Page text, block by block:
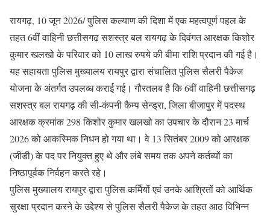
रायगढ़, 10 जून 2026/ पुलिस कल्याण की दिशा में एक महत्वपूर्ण पहल के
तहत 6वीं वाहिनी छत्तीसगढ़ सशस्त्र बल रायगढ़ के दिवंगत आरक्षक किशोर
कुमार खलखो के परिवार को 10 लाख रुपये की बीमा राशि प्रदान की गई है।
यह सहायता पुलिस मुख्यालय रायपुर द्वारा संचालित पुलिस सैलरी पैकेज
योजना के अंतर्गत उपलब्ध कराई गई। गौरतलब है कि 6वीं वाहिनी छत्तीसगढ़
सशस्त्र बल रायगढ़ की सी-कंपनी कैम्प सेन्ड्रा, जिला बीजापुर में पदस्थ
आरक्षक क्रमांक 298 किशोर कुमार खलखो का उपचार के दौरान 23 मार्च
2026 को आकस्मिक निधन हो गया था। वे 13 सितंबर 2009 को आरक्षक
(जीडी) के पद पर नियुक्त हुए थे और लंबे समय तक अपने कर्तव्यों का
निष्ठापूर्वक निर्वहन करते रहे।
पुलिस मुख्यालय रायपुर द्वारा पुलिस कर्मियों एवं उनके आश्रितों को आर्थिक
सुरक्षा प्रदान करने के उद्देश्य से पुलिस सैलरी पैकेज के तहत आठ विभिन्न